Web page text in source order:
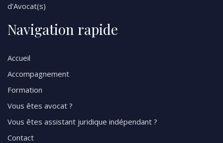
d'Avocat(s)
Navigation rapide
Accueil
Accompagnement
Formation
Vous êtes avocat ?
Vous êtes assistant juridique indépendant ?
Contact